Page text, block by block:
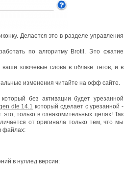
Делается это в разделе управления
по алгоритму Brotil. Это сжатие
ключевые слова в облаке тегов, и в
изменения читайте на офф сайте.
без активации будет урезанной
dle 14.1 который сделает с урезанной -
только в ознакомительных целях! Так
от оригинала только тем, что мы
файлах:
в нуллед версии: